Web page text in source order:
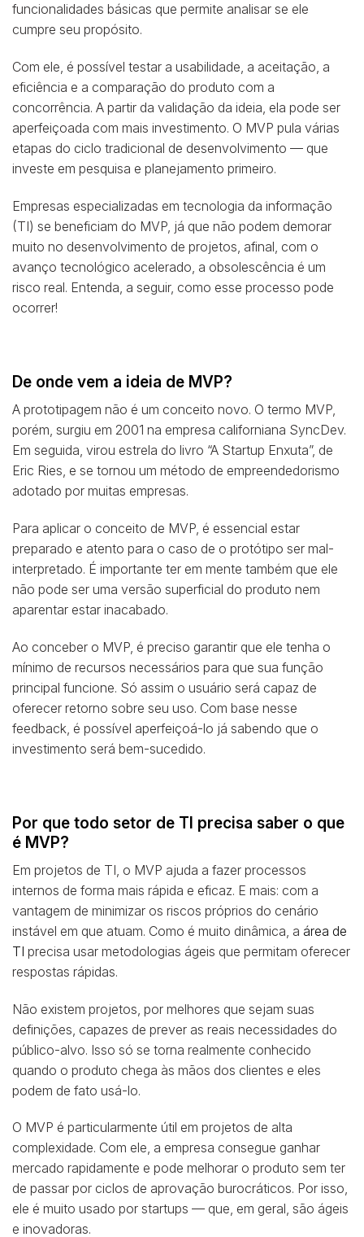
funcionalidades básicas que permite analisar se ele
cumpre seu propósito.
Com ele, é possível testar a usabilidade, a aceitação, a
eficiência e a comparação do produto com a
concorrência. A partir da validação da ideia, ela pode ser
aperfeiçoada com mais investimento. O MVP pula várias
etapas do ciclo tradicional de desenvolvimento — que
investe em pesquisa e planejamento primeiro.
Empresas especializadas em tecnologia da informação
(TI) se beneficiam do MVP, já que não podem demorar
muito no desenvolvimento de projetos, afinal, com o
avanço tecnológico acelerado, a obsolescência é um
risco real. Entenda, a seguir, como esse processo pode
ocorrer!
De onde vem a ideia de MVP?
A prototipagem não é um conceito novo. O termo MVP,
porém, surgiu em 2001 na empresa californiana SyncDev.
Em seguida, virou estrela do livro “A Startup Enxuta”, de
Eric Ries, e se tornou um método de empreendedorismo
adotado por muitas empresas.
Para aplicar o conceito de MVP, é essencial estar
preparado e atento para o caso de o protótipo ser mal-
interpretado. É importante ter em mente também que ele
não pode ser uma versão superficial do produto nem
aparentar estar inacabado.
Ao conceber o MVP, é preciso garantir que ele tenha o
mínimo de recursos necessários para que sua função
principal funcione. Só assim o usuário será capaz de
oferecer retorno sobre seu uso. Com base nesse
feedback, é possível aperfeiçoá-lo já sabendo que o
investimento será bem-sucedido.
Por que todo setor de TI precisa saber o que
é MVP?
Em projetos de TI, o MVP ajuda a fazer processos
internos de forma mais rápida e eficaz. E mais: com a
vantagem de minimizar os riscos próprios do cenário
instável em que atuam. Como é muito dinâmica, a área de
TI precisa usar metodologias ágeis que permitam oferecer
respostas rápidas.
Não existem projetos, por melhores que sejam suas
definições, capazes de prever as reais necessidades do
público-alvo. Isso só se torna realmente conhecido
quando o produto chega às mãos dos clientes e eles
podem de fato usá-lo.
O MVP é particularmente útil em projetos de alta
complexidade. Com ele, a empresa consegue ganhar
mercado rapidamente e pode melhorar o produto sem ter
de passar por ciclos de aprovação burocráticos. Por isso,
ele é muito usado por startups — que, em geral, são ágeis
e inovadoras.